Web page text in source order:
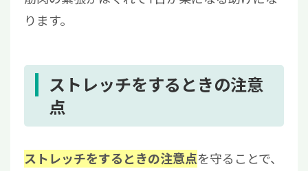
ります。
ストレッチをするときの注意
点
ストレッチをするときの注意点を守ることで、